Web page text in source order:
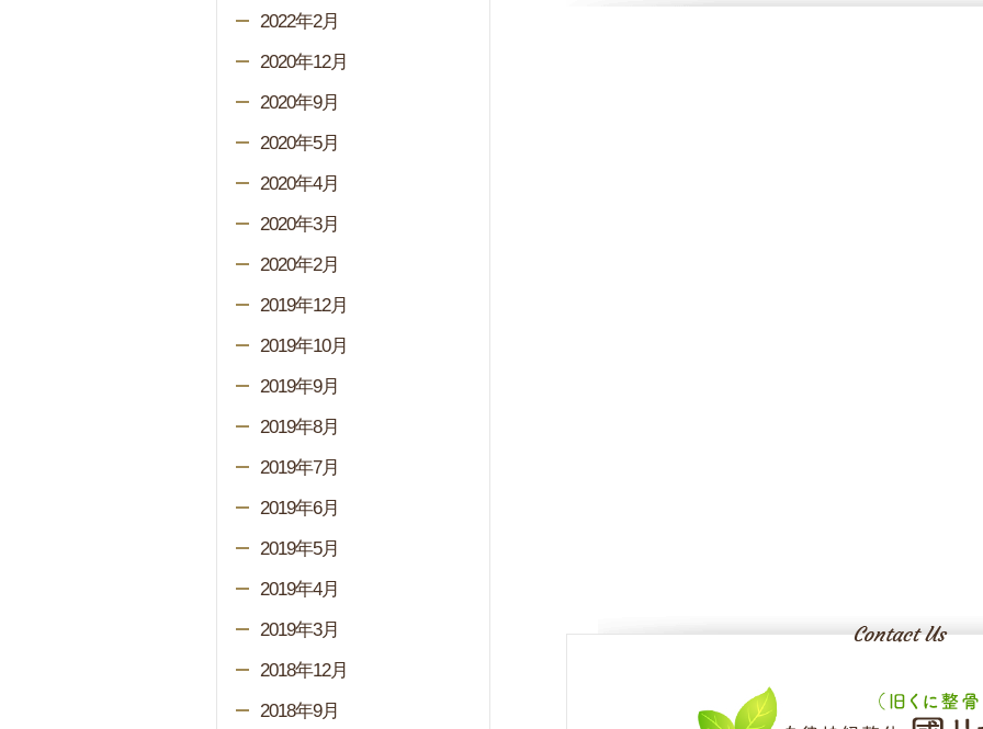
2022年2月
2020年12月
2020年9月
2020年5月
2020年4月
2020年3月
2020年2月
2019年12月
2019年10月
2019年9月
2019年8月
2019年7月
2019年6月
2019年5月
2019年4月
2019年3月
2018年12月
2018年9月